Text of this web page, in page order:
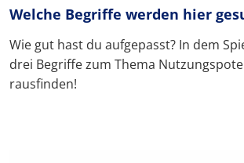
Welche Begriffe werden hier
Wie gut hast du aufgepasst? In dem
drei Begriffe zum Thema
rausfinden!